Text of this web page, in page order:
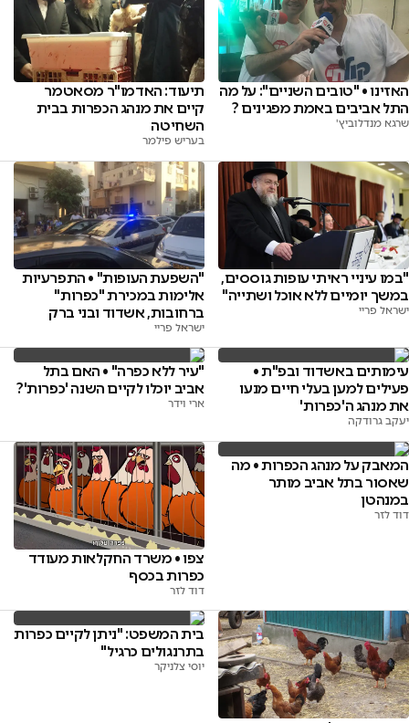
האזינו • "טובים השניים": על מה
התל אביבים באמת מפגינים ?
שרגא מנדלוביץ'
תיעוד: האדמו"ר מסאטמר
קיים את מנהג הכפרות בבית
השחיטה
בעריש פילמר
"במו עיניי ראיתי עופות גוססים,
במשך יומיים ללא אוכל ושתייה"
ישראל פריי
"השפעת העופות" • התפרעיות
אלימות במכירת "כפרות"
ברחובות, אשדוד ובני ברק
ישראל פריי
עימותים באשדוד ובפ"ת •
פעילים למען בעלי חיים מנעו
את מנהג ה'כפרות'
יעקב גרודקה
"עיר ללא כפרה" • האם בתל
אביב יוכלו לקיים השנה 'כפרות'?
ארי וידר
המאבק על מנהג הכפרות • מה
שאסור בתל אביב מותר
במנהטן
דוד לזר
צפו • משרד החקלאות מעודד
כפרות בכסף
דוד לזר
בית המשפט: "ניתן לקיים כפרות
בתרנגולים כרגיל"
יוסי צלניקר